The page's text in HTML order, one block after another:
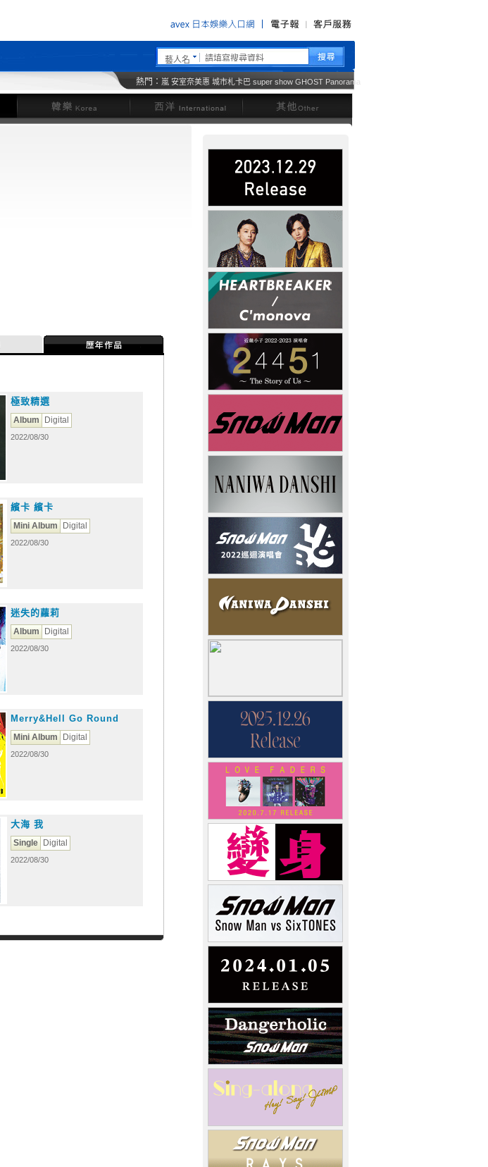
藝人名
熱門： 嵐 安室奈美惠 城市札卡巴 super show GHOST Panorama
韓樂 其他
歷年作品
極致精選
Album Digital
2022/08/30
繽卡 繽卡
Mini Album Digital
2022/08/30
迷失的蘿莉
Album Digital
2022/08/30
Merry&Hell Go Round
Mini Album Digital
2022/08/30
大海 我
Single Digital
2022/08/30